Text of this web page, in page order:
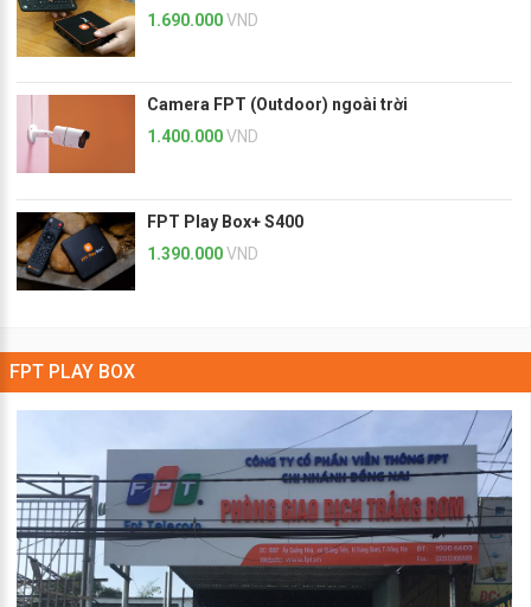
1.690.000VND
Camera FPT (Outdoor) ngoài trời
1.400.000VND
FPT Play Box+ S400
1.390.000VND
FPT PLAY BOX